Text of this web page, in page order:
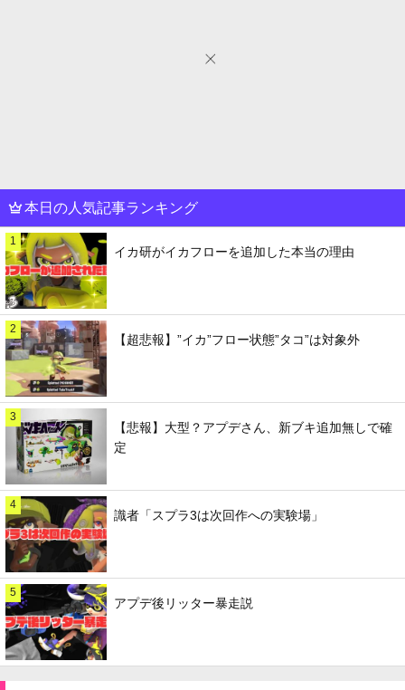
本日の人気記事ランキング
1
イカ研がイカフローを追加した本当の理由
2
【超悲報】”イカ”フロー状態”タコ”は対象外
3
【悲報】大型？アプデさん、新ブキ追加無しで確
定
4
識者「スプラ3は次回作への実験場」
5
アプデ後リッター暴走説